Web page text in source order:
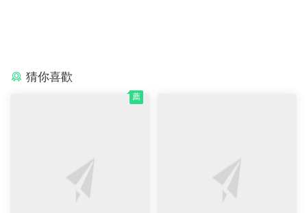
猜你喜歡
薦